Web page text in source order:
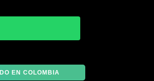
EN COLOMBIA